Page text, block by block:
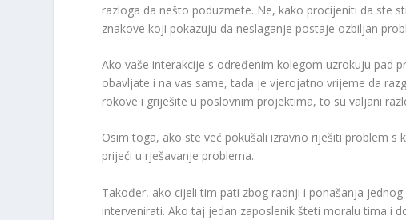
razloga da nešto poduzmete. Ne, kako procijeniti da ste
znakove koji pokazuju da neslaganje postaje ozbiljan
Ako vaše interakcije s određenim kolegom uzrokuju pad
obavljate i na vas same, tada je vjerojatno vrijeme da
rokove i griješite u poslovnim projektima, to su valjani
Osim toga, ako ste već pokušali izravno riješiti problem
prijeći u rješavanje problema.
Također, ako cijeli tim pati zbog radnji i ponašanja
intervenirati. Ako taj jedan zaposlenik šteti moralu tima i